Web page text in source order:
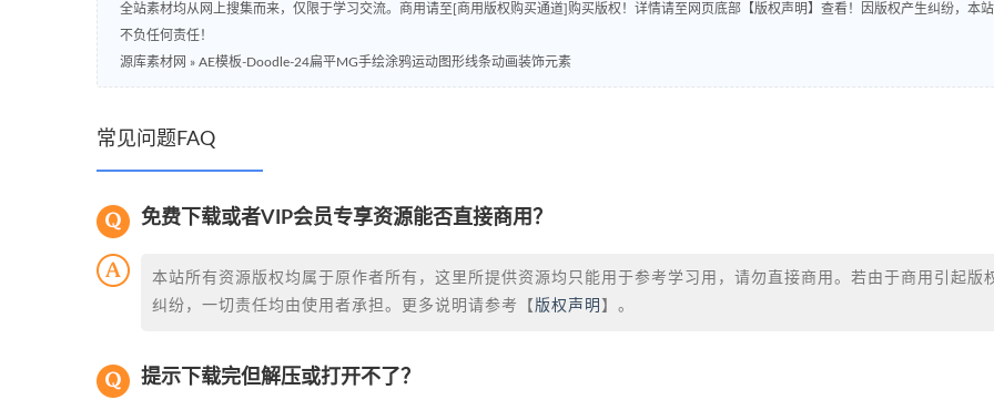
全站素材均从网上搜集而来，仅限于学习交流。商用请至[商用版权购买通道]购买版权！详情请至网页底部【版权声明】查看！因版权产生纠纷，本站
不负任何责任！
源库素材网 » AE模板-Doodle-24扁平MG手绘涂鸦运动图形线条动画装饰元素
常见问题FAQ
免费下载或者VIP会员专享资源能否直接商用？
本站所有资源版权均属于原作者所有，这里所提供资源均只能用于参考学习用，请勿直接商用。若由于商用引起版
纠纷，一切责任均由使用者承担。更多说明请参考【 版权声明 】。
提示下载完但解压或打开不了？